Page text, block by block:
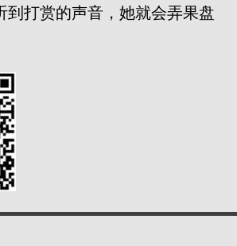
到打赏的声音，她就会弄果盘